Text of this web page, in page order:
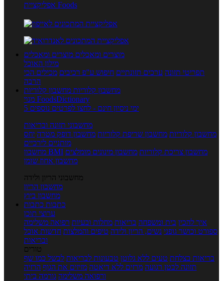
אפליקציית Foods
מוצרים ומאכלים מוצרים ומאכלים
מילון האוכל
תפריטי תזונה ערכים תזונתיים חיפוש ע"פ רכיבים מכילים הכי
הרבה
מחשבון קלוריות מחשבון קלוריות
מנוי FoodsDictionary
5 ימי ניסיון חינם - לחצו לפרטים נוספים
מחשבוני תזונה ובריאות
מחשבון קלוריות מחשבון שריפת קלוריות מחשבון דופק מטרה יחס
מותניים לירכיים
מחשבון BMI
מחשבון צריכת קלוריות מחשבון מינונים מומלצים
מחשבון אחוז שומן
מחשבוני הריון ולידה
מחשבון הריון
מחשבון ביוץ
כתבות כתבות
ערוצי תוכן
איך להכין בית ומשפחה בריאות מחלות ובעיות רפואה משלימה
ספורט וכושר גופני נשים, הריון ולידה טיפים והמלצות חדשות אוכל
ובריאות
טורים
בריאות בצלחת טעים ללא גלוטן טבעונות לבריאות לבשל כמו שף
תזונה לבטן רגועה מרזים ללא דיאטה מזיזים את הגוף הרזיה
ורפואה משלימה גורמה ביתי